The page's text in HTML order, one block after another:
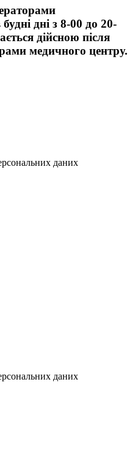
дні з 8-00 до 20-
дійсною після
медичного центру.
даних
даних